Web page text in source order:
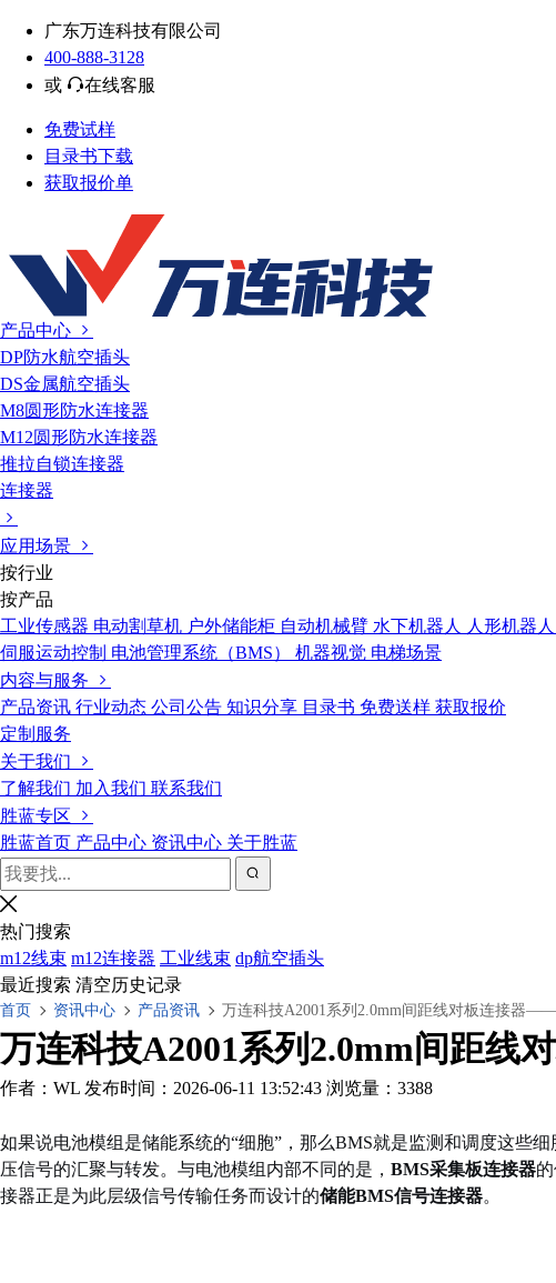
广东万连科技有限公司
400-888-3128
或
在线客服
免费试样
目录书下载
获取报价单
产品中心
DP防水航空插头
DS金属航空插头
M8圆形防水连接器
M12圆形防水连接器
推拉自锁连接器
连接器
应用场景
按行业
按产品
工业传感器 电动割草机 户外储能柜 自动机械臂 水下机器人 人形机器人
伺服运动控制 电池管理系统（BMS） 机器视觉 电梯场景
内容与服务
产品资讯 行业动态 公司公告 知识分享 目录书 免费送样 获取报价
定制服务
关于我们
了解我们 加入我们 联系我们
胜蓝专区
胜蓝首页 产品中心 资讯中心 关于胜蓝
热门搜索
m12线束 m12连接器 工业线束 dp航空插头
最近搜索 清空历史记录
首页 资讯中心 产品资讯 万连科技A2001系列2.0mm间距线对板连接器
万连科技A2001系列2.0mm间距
作者：WL 发布时间：2026-06-11 13:52:43 浏览量：3388
如果说电池模组是储能系统的“细胞”，那么BMS就是监测和调度这些细
压信号的汇聚与转发。与电池模组内部不同的是， BMS采集板连接器
接器正是为此层级信号传输任务而设计的储能BMS信号连接器。